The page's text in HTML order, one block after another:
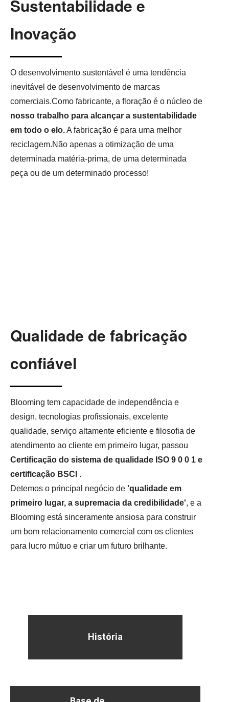
Sustentabilidade e
Inovação
O desenvolvimento sustentável é uma tendência
inevitável de desenvolvimento de marcas
comerciais.Como fabricante, a floração é o núcleo de
nosso trabalho para alcançar a sustentabilidade
em todo o elo.A fabricação é para uma melhor
reciclagem.Não apenas a otimização de uma
determinada matéria-prima, de uma determinada
peça ou de um determinado processo!
Qualidade de fabricação
confiável
Blooming tem capacidade de independência e
design, tecnologias profissionais, excelente
qualidade, serviço altamente eficiente e filosofia de
atendimento ao cliente em primeiro lugar, passou
Certificação do sistema de qualidade ISO 9 0 0 1 e
certificação BSCI .
Detemos o principal negócio de 'qualidade em
primeiro lugar, a supremacia da credibilidade', e a
Blooming está sinceramente ansiosa para construir
um bom relacionamento comercial com os clientes
para lucro mútuo e criar um futuro brilhante.
História